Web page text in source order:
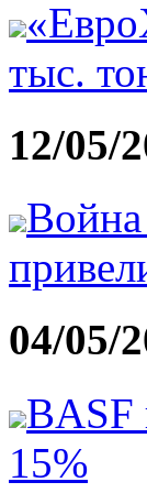
тыс.
12/05/
04/05/
BASF
15%